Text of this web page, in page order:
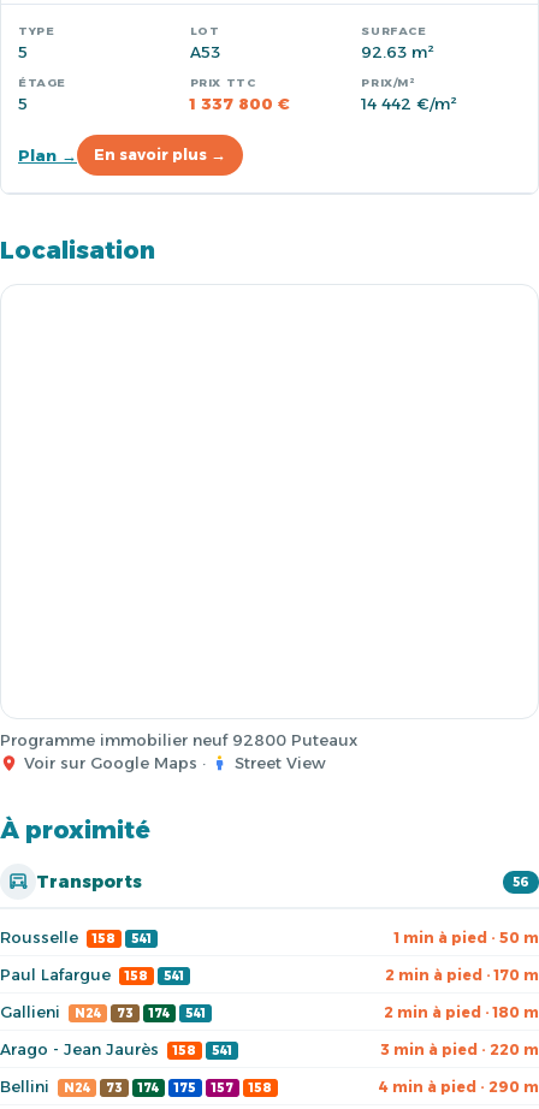
5 A53 92.63 m²
5 1 337 800 € 14 442 €/m²
Plan → En savoir plus →
Localisation
Programme immobilier neuf 92800 Puteaux
Voir sur Google Maps · Street View
À proximité
Transports 56
Rousselle 158 541 1 min à pied · 50 m
Paul Lafargue 158 541 2 min à pied · 170 m
Gallieni N24 73 174 541 2 min à pied · 180 m
Arago - Jean Jaurès 158 541 3 min à pied · 220 m
Bellini N24 73 174 175 157 158 4 min à pied · 290 m